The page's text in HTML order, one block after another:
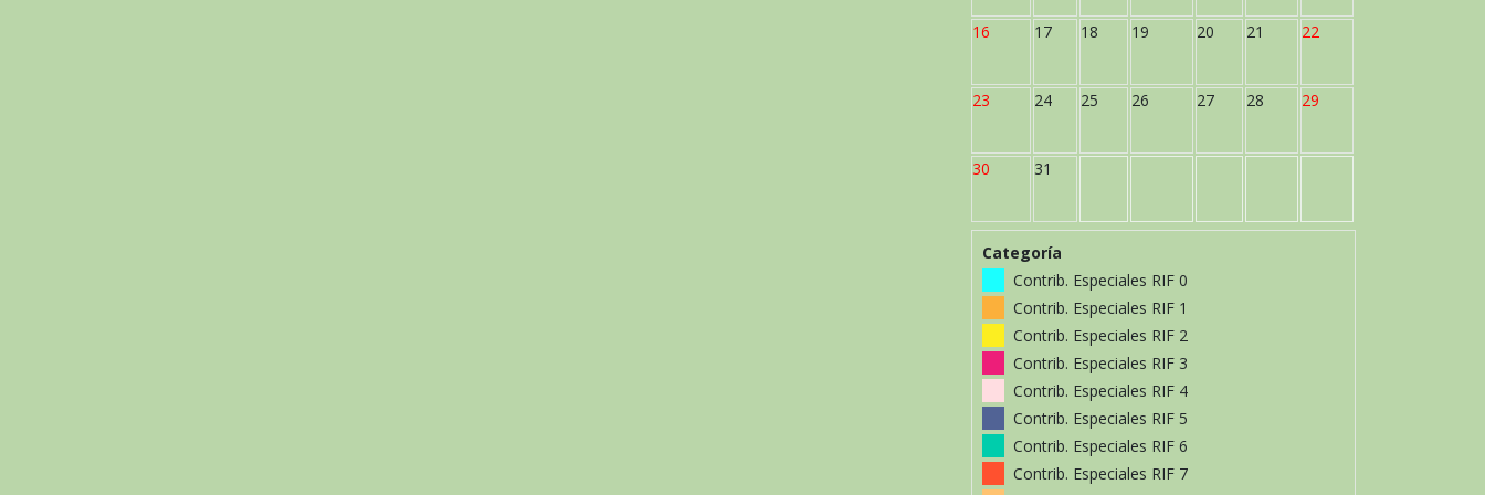
16 17 18 19 20 21 22
23 24 25 26 27 28 29
30 31
Categoría
Contrib. Especiales RIF 0
Contrib. Especiales RIF 1
Contrib. Especiales RIF 2
Contrib. Especiales RIF 3
Contrib. Especiales RIF 4
Contrib. Especiales RIF 5
Contrib. Especiales RIF 6
Contrib. Especiales RIF 7